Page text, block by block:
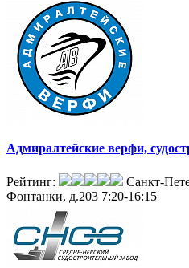
Адмиралтейские верфи,
Рейтинг:
Санкт-
Фонтанки, д.203 7:20-16:15